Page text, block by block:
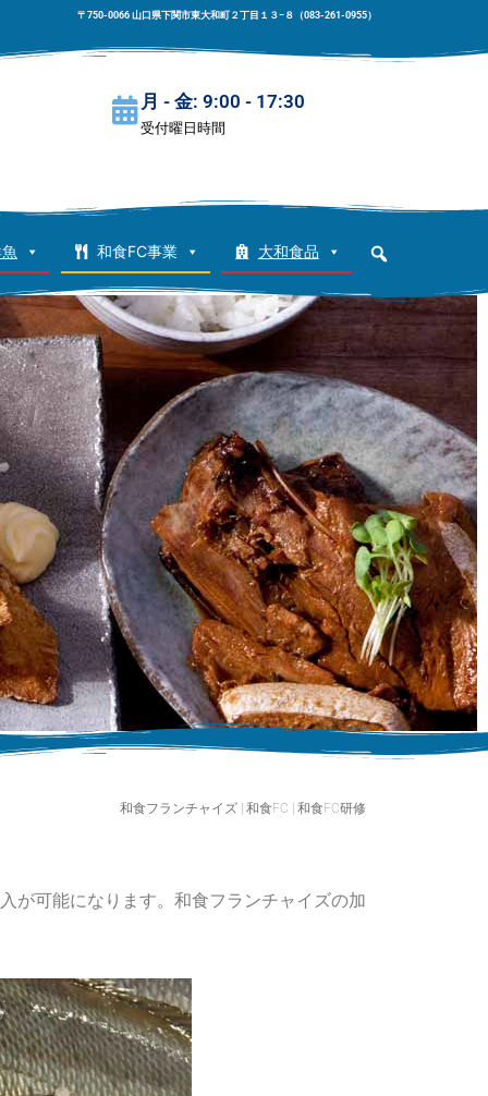
〒750-0066 山口県下関市東大和町２丁目１３−８（083-261-0955）
月 - 金: 9:00 - 17:30
受付曜日時間
和食FC事業 大和食品
和食フランチャイズ | 和食FC | 和食FC研修
が可能になります。和食フランチャイズの加